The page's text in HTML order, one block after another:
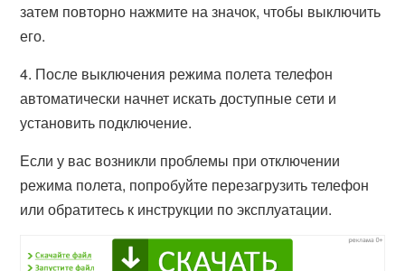
затем повторно нажмите на значок, чтобы выключить
его.
4. После выключения режима полета телефон
автоматически начнет искать доступные сети и
установить подключение.
Если у вас возникли проблемы при отключении
режима полета, попробуйте перезагрузить телефон
или обратитесь к инструкции по эксплуатации.